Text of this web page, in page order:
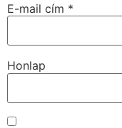
E-mail cím *
Honlap